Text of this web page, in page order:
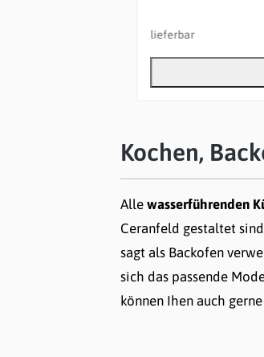
lieferbar
Kochen,
Allewasserführenden
Ceranfeld gestaltet
sagt als Backofen
sich das passende
können Ihen auch